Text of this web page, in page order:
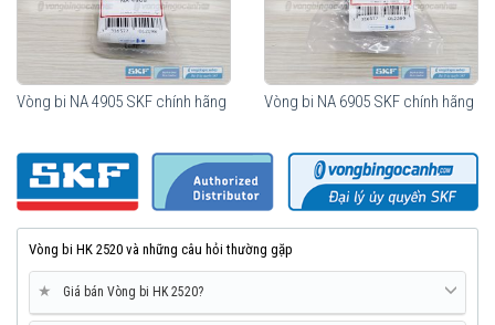
Vòng bi NA 4905 SKF chính hãng Vòng bi NA 6905 SKF chính hãng
Vòng bi HK 2520 và những câu hỏi thường gặp
★ Giá bán Vòng bi HK 2520?